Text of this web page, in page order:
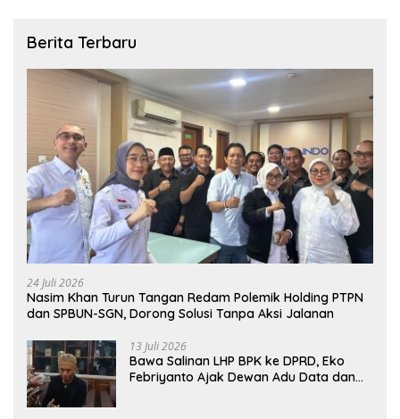
Berita Terbaru
24 Juli 2026
Nasim Khan Turun Tangan Redam Polemik Holding PTPN
dan SPBUN-SGN, Dorong Solusi Tanpa Aksi Jalanan
13 Juli 2026
Bawa Salinan LHP BPK ke DPRD, Eko
Febriyanto Ajak Dewan Adu Data dan